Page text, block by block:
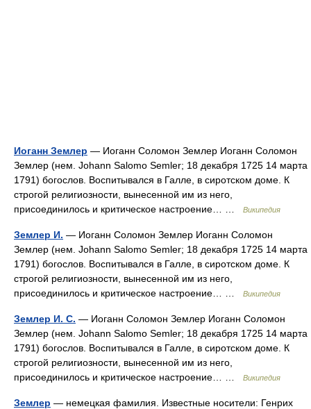
Иоганн Землер — Иоганн Соломон Землер Иоганн Соломон
Землер (нем. Johann Salomo Semler; 18 декабря 1725 14 марта
1791) богослов. Воспитывался в Галле, в сиротском доме. К
строгой религиозности, вынесенной им из него,
присоединилось и критическое настроение… …
Википедия
Землер И. — Иоганн Соломон Землер Иоганн Соломон
Землер (нем. Johann Salomo Semler; 18 декабря 1725 14 марта
1791) богослов. Воспитывался в Галле, в сиротском доме. К
строгой религиозности, вынесенной им из него,
присоединилось и критическое настроение… …
Википедия
Землер И. С. — Иоганн Соломон Землер Иоганн Соломон
Землер (нем. Johann Salomo Semler; 18 декабря 1725 14 марта
1791) богослов. Воспитывался в Галле, в сиротском доме. К
строгой религиозности, вынесенной им из него,
присоединилось и критическое настроение… …
Википедия
Землер — немецкая фамилия. Известные носители: Генрих